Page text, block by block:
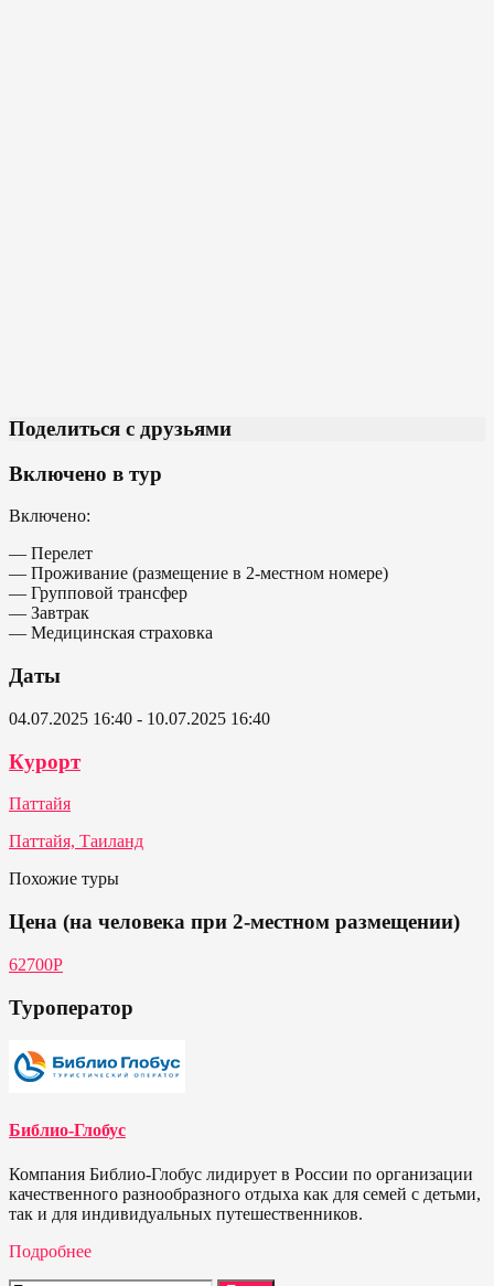
Поделиться с друзьями
Включено в тур
Включено:
— Перелет
— Проживание (размещение в 2-местном номере)
— Групповой трансфер
— Завтрак
— Медицинская страховка
Даты
04.07.2025 16:40 - 10.07.2025 16:40
Курорт
Паттайя
Паттайя, Таиланд
Похожие туры
Цена (на человека при 2-местном размещении)
62700P
Туроператор
Библио-Глобус
Компания Библио-Глобус лидирует в России по организации
качественного разнообразного отдыха как для семей с детьми,
так и для индивидуальных путешественников.
Подробнее